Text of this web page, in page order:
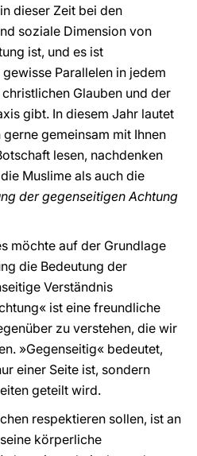
dieser Zeit bei den
soziale Dimension von
ist, und es ist
Parallelen in jedem
Glauben und der
gibt. In diesem Jahr lautet
gemeinsam mit Ihnen
lesen, nachdenken
Muslime als auch die
der gegenseitigen Achtung
möchte auf der Grundlage
die Bedeutung der
Verständnis
ist eine freundliche
zu verstehen, die wir
»Gegenseitig« bedeutet,
einer Seite ist, sondern
geteilt wird.
respektieren sollen, ist an
körperliche